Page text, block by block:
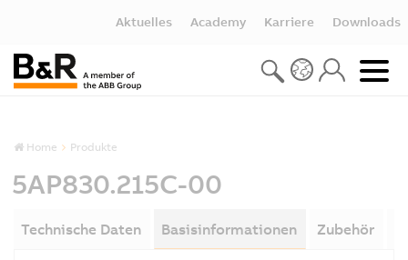
Aktuelles Academy Karriere Downloads
Home Produkte
5AP830.215C-00
Technische Daten Basisinformationen Zubehör